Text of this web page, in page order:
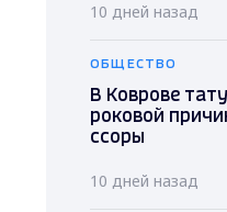
10 дней назад
ОБЩЕСТВО
В Коврове
роковой
ссоры
10 дней назад